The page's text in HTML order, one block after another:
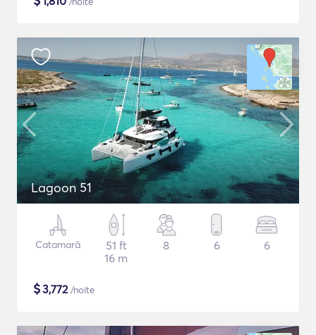
Lagoon 51
Catamarã
51 ft
16 m
8 6 6
$3,772/noite